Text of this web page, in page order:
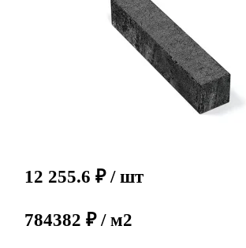
12 255.6 ₽ / шт
784382 ₽ / м2